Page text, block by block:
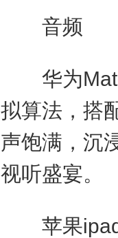
音频
华为
拟算法，搭
声饱满，沉
视听盛宴。
苹果ipad